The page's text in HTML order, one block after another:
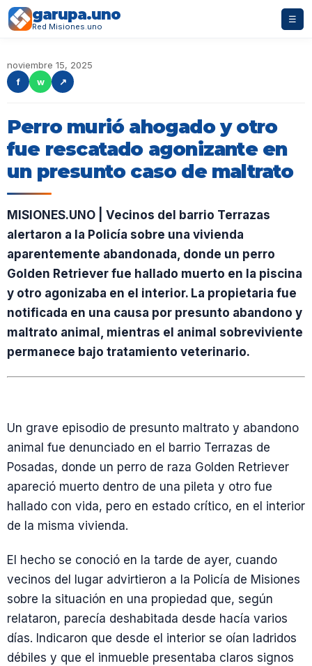
garupa.uno
Red Misiones.uno
☰
noviembre 15, 2025
f
w ↗
Perro murió ahogado y otro
fue rescatado agonizante en
un presunto caso de maltrato
MISIONES.UNO | Vecinos del barrio Terrazas
alertaron a la Policía sobre una vivienda
aparentemente abandonada, donde un perro
Golden Retriever fue hallado muerto en la piscina
y otro agonizaba en el interior. La propietaria fue
notificada en una causa por presunto abandono y
maltrato animal, mientras el animal sobreviviente
permanece bajo tratamiento veterinario.
Un grave episodio de presunto maltrato y abandono
animal fue denunciado en el barrio Terrazas de
Posadas, donde un perro de raza Golden Retriever
apareció muerto dentro de una pileta y otro fue
hallado con vida, pero en estado crítico, en el interior
de la misma vivienda.
El hecho se conoció en la tarde de ayer, cuando
vecinos del lugar advirtieron a la Policía de Misiones
sobre la situación en una propiedad que, según
relataron, parecía deshabitada desde hacía varios
días. Indicaron que desde el interior se oían ladridos
débiles y que el inmueble presentaba claros signos